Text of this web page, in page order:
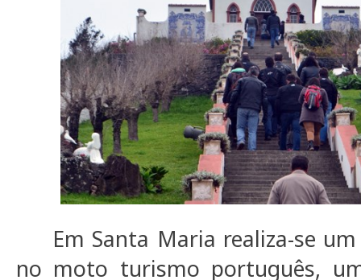
Em Santa Maria realiza-se
no moto turismo português,